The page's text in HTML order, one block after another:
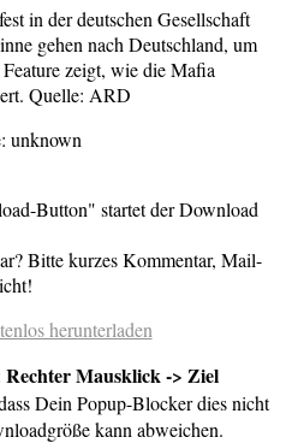
in der deutschen Gesellschaft
gehen nach Deutschland, um
zeigt, wie die Mafia
Quelle: ARD
unknown
Button" startet der Download
Bitte kurzes Kommentar, Mail-
Rechter Mausklick -> Ziel
Dein Popup-Blocker dies nicht
kann abweichen.